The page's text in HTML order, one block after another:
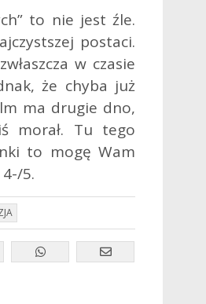
to nie jest źle.
postaci.
w czasie
że chyba już
ma drugie dno,
morał. Tu tego
to mogę Wam
5.